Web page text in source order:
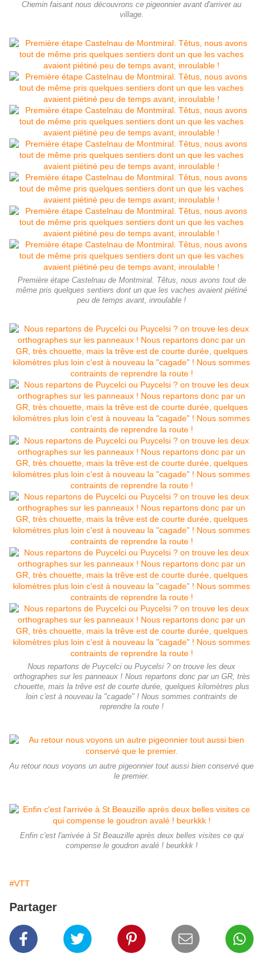
Chemin faisant nous découvrons ce pigeonnier avant d'arriver au
village.
Première étape Castelnau de Montmiral. Têtus, nous avons tout de
même pris quelques sentiers dont un que les vaches avaient piétiné
peu de temps avant, inroulable !
Nous repartons de Puycelci ou Puycelsi ? on trouve les deux
orthographes sur les panneaux ! Nous repartons donc par un GR, très
chouette, mais la trêve est de courte durée, quelques kilomètres plus
loin c'est à nouveau la "cagade" ! Nous sommes contraints de
reprendre la route !
Au retour nous voyons un autre pigeonnier tout aussi bien conservé que
le premier.
Enfin c'est l'arrivée à St Beauzille après deux belles visites ce qui
compense le goudron avalé ! beurkkk !
#VTT
Partager